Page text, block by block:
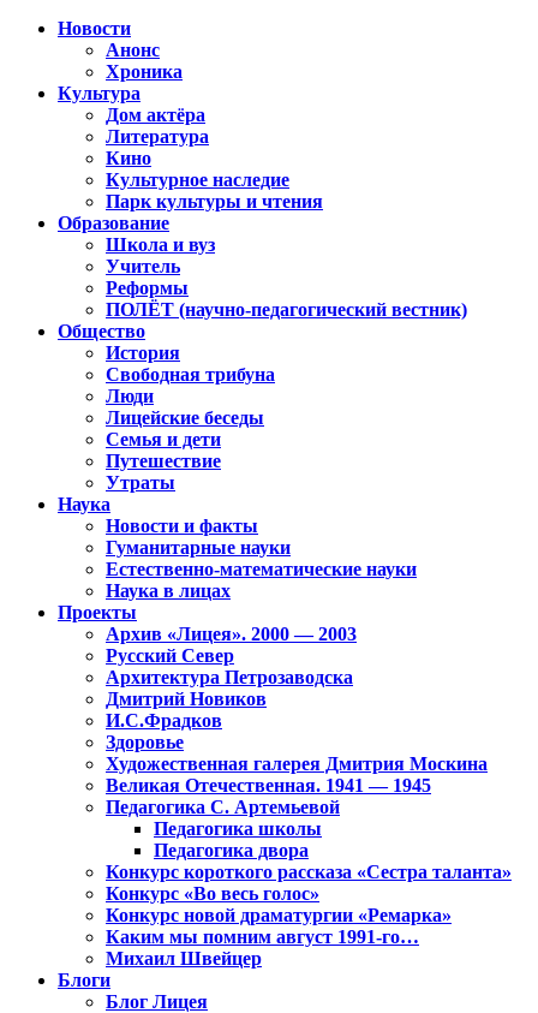
Новости
Анонс
Хроника
Культура
Дом актёра
Литература
Кино
Культурное наследие
Парк культуры и чтения
Образование
Школа и вуз
Учитель
Реформы
ПОЛЁТ (научно-педагогический вестник)
Общество
История
Свободная трибуна
Люди
Лицейские беседы
Семья и дети
Путешествие
Утраты
Наука
Новости и факты
Гуманитарные науки
Естественно-математические науки
Наука в лицах
Проекты
Архив «Лицея». 2000 — 2003
Русский Север
Архитектура Петрозаводска
Дмитрий Новиков
И.С.Фрадков
Здоровье
Художественная галерея Дмитрия Москина
Великая Отечественная. 1941 — 1945
Педагогика С. Артемьевой
Педагогика школы
Педагогика двора
Конкурс короткого рассказа «Сестра таланта»
Конкурс «Во весь голос»
Конкурс новой драматургии «Ремарка»
Каким мы помним август 1991-го…
Михаил Швейцер
Блоги
Блог Лицея